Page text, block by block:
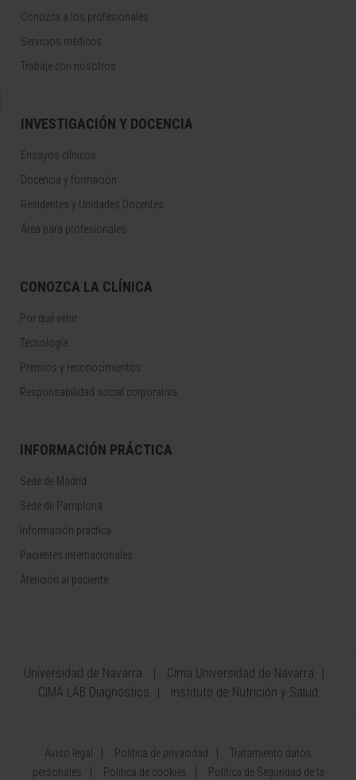
Conozca a los profesionales
Servicios médicos
Trabaje con nosotros
INVESTIGACIÓN Y DOCENCIA
Ensayos clínicos
Docencia y formación
Residentes y Unidades Docentes
Área para profesionales
CONOZCA LA CLÍNICA
Por qué venir
Tecnología
Premios y reconocimientos
Responsabilidad social corporativa
INFORMACIÓN PRÁCTICA
Sede de Madrid
Sede de Pamplona
Información práctica
Pacientes internacionales
Atención al paciente
Universidad de Navarra
Cima Universidad de Navarra
CIMA LAB Diagnostics
Instituto de Nutrición y Salud
Aviso legal Política de privacidad
Tratamiento datos
personales
Política de cookies Política de Seguridad de la